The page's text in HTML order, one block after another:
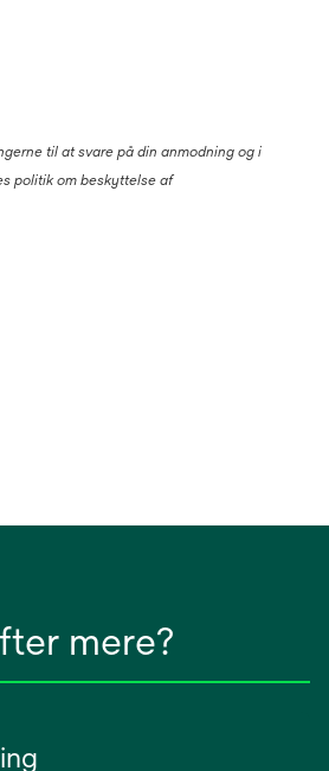
til at svare på din anmodning og i
politik om beskyttelse af
mere?